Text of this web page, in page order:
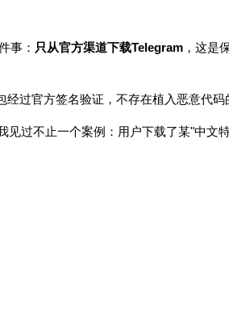
事： 只从官方渠道下载Telegram ，这是
过官方签名验证，不存在植入恶意代码
过不止一个案例：用户下载了某"中文